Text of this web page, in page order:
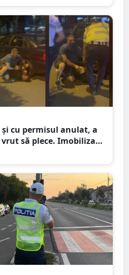
și cu permisul anulat, a
să plece. Imobilizat